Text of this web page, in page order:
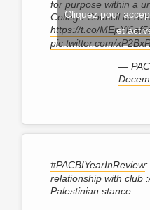
for purpose within a
College Council to
https://t.co/
pic.twitter.com/
—
Cliquez pour
et
#PACBIYearInReview:
relationship with club
Palestinian stance.